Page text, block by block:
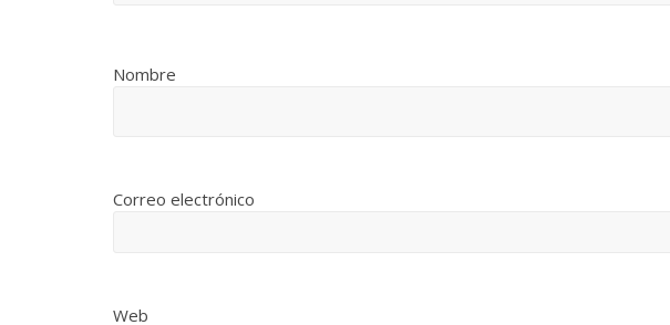
Nombre
Correo electrónico
Web